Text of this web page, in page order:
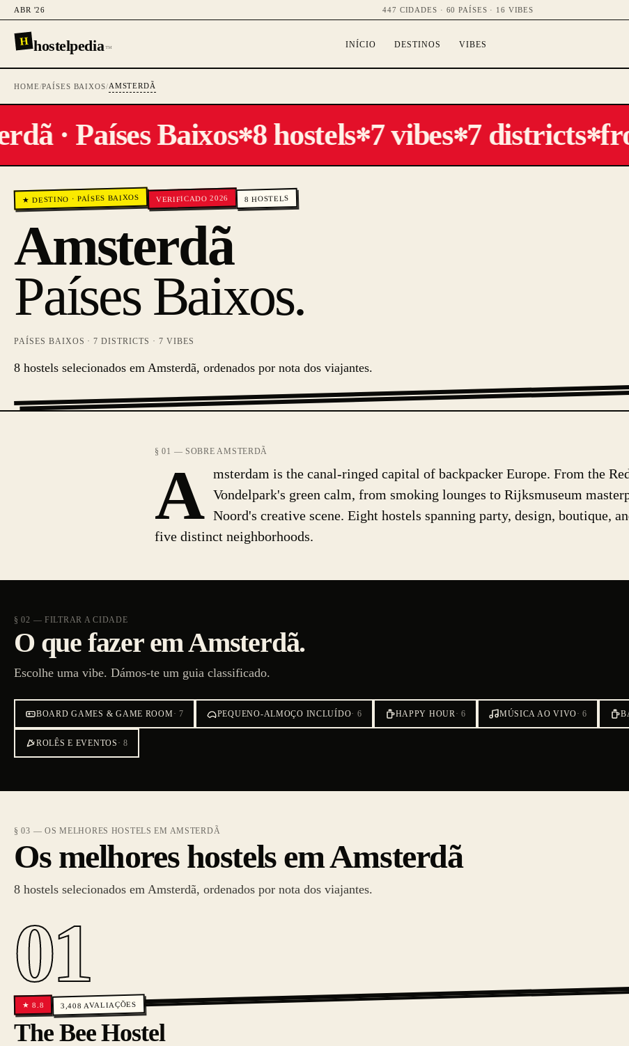
ABR '26 447 CIDADES · 60 PAÍSES · 16 VIBES
H hostelpedia™ INÍCIO DESTINOS VIBES
HOME/PAÍSES BAIXOS/AMSTERDÃ
· Países Baixos✻8 hostels✻7 vibes✻7 districts✻
★ DESTINO ·PAÍSES BAIXOS VERIFICADO 2026 8 HOSTELS
Amsterdã
Países Baixos.
PAÍSES BAIXOS ·7 DISTRICTS · 7 VIBES
8 hostels selecionados em Amsterdã, ordenados por nota dos viajantes.
§ 01 — SOBRE AMSTERDÃ
A msterdam is the canal-ringed capital of backpacker Europe. From the
Vondelpark's green calm, from smoking lounges to Rijksmuseum
Noord's creative scene. Eight hostels spanning party, design, boutique,
five distinct neighborhoods.
§ 02 — FILTRAR A CIDADE
O que fazer em Amsterdã.
Escolhe uma vibe. Dámos-te um guia classificado.
BOARD GAMES & GAME ROOM·7 PEQUENO-ALMOÇO INCLUÍDO· 6 HAPPY HOUR·6 MÚSICA AO VIVO·6
ROLÊS E EVENTOS ·8
§ 03 — OS MELHORES HOSTELS EM AMSTERDÃ
Os melhores hostels em Amsterdã
8 hostels selecionados em Amsterdã, ordenados por nota dos viajantes.
01
★8.8 3,408 AVALIAÇÕES
The Bee Hostel